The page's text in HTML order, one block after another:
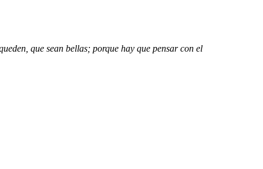
que sean bellas; porque hay que pensar con el